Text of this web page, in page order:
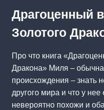
Драгоценный
Золотого
Про что книга
Дракона» Миля –
происхождения – знать
другого мира и что у
невероятно похожи и